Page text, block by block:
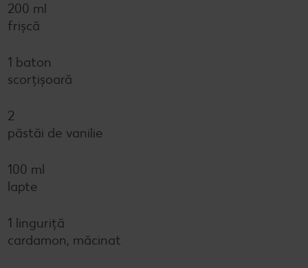
200 ml
frișcă
1 baton
scorțișoară
2
păstăi de vanilie
100 ml
lapte
1 linguriță
cardamon, măcinat